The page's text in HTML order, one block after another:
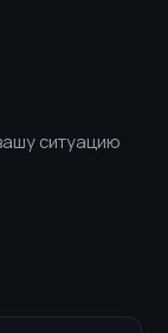
ситуацию